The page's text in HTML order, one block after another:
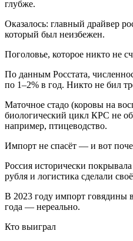
глубже.
Оказалось: главный драйвер
который был неизбежен.
Поголовье, которое никто не
По данным Росстата,
по 1–2% в год. Никто не бил
Маточное стадо (коровы на
биологический цикл КРС не
например, птицеводство.
Импорт не спасёт — и вот
Россия исторически
рубля и логистика сделали
В 2023 году импорт говядины
года — нереально.
Кто выиграл